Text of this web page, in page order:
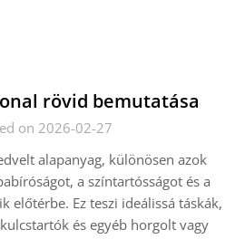
rövid bemutatása
on 2026-02-27
alapanyag, különösen azok
a színtartósságot és a
előtérbe. Ez teszi ideálissá táskák,
és egyéb horgolt vagy